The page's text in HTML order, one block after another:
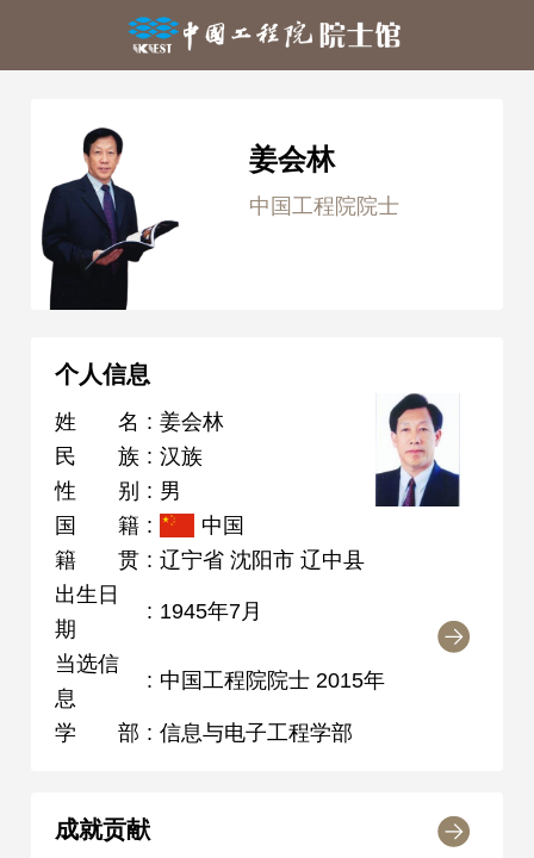
姜会林
中国工程院院士
个人信息
姓名 : 姜会林
民族 : 汉族
性别 : 男
国籍 :
中国
籍贯 : 辽宁省 沈阳市 辽中县
出生日
期
: 1945年7月
当选信
息
: 中国工程院院士 2015年
学部 : 信息与电子工程学部
成就贡献